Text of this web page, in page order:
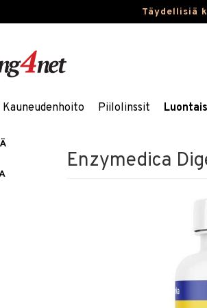
Täydellisiä
Kauneudenhoito Piilolinssit
Enzymedica